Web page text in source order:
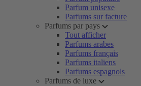
Parfum unisexe
Parfums sur facture
Parfums par pays
Tout afficher
Parfums arabes
Parfums français
Parfums italiens
Parfums espagnols
Parfums de luxe